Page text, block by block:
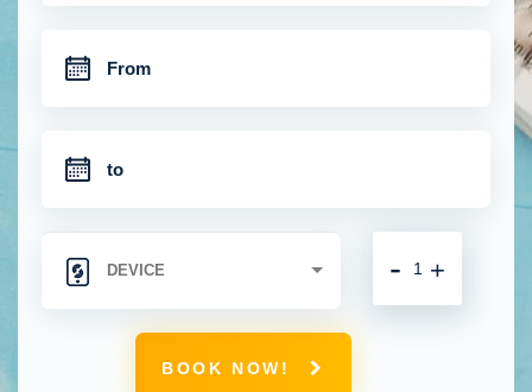
+
-
BOOK NOW!